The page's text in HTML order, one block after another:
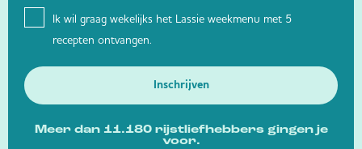
Ik wil graag wekelijks het Lassie weekmenu met 5
recepten ontvangen.
Inschrijven
Meer dan 11.180 rijstliefhebbers gingen je
voor.